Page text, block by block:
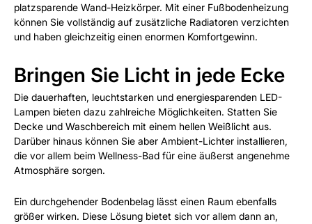
platzsparende Wand-Heizkörper. Mit einer Fußbodenheizung
können Sie vollständig auf zusätzliche Radiatoren verzichten
und haben gleichzeitig einen enormen Komfortgewinn.
Bringen Sie Licht in jede Ecke
Die dauerhaften, leuchtstarken und energiesparenden LED-
Lampen bieten dazu zahlreiche Möglichkeiten. Statten Sie
Decke und Waschbereich mit einem hellen Weißlicht aus.
Darüber hinaus können Sie aber Ambient-Lichter installieren,
die vor allem beim Wellness-Bad für eine äußerst angenehme
Atmosphäre sorgen.
Ein durchgehender Bodenbelag lässt einen Raum ebenfalls
größer wirken. Diese Lösung bietet sich vor allem dann an,